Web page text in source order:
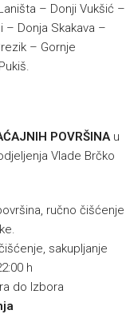
– Donji Vukšić –
– Donja Skakava –
– Gornje
POVRŠINAu
Vlade Brčko
ručno čišćenje
sakupljanje
h
do Izbora